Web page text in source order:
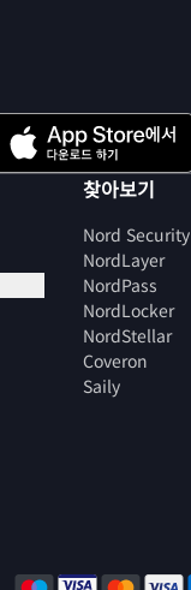
찾아보기
Nord Security
NordLayer
NordPass
NordLocker
NordStellar
Coveron
Saily